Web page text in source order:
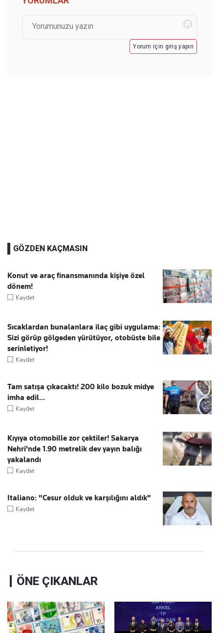
Yorum için giriş yapın
GÖZDEN KAÇMASIN
Konut ve araç finansmanında kişiye özel
dönem!
Kaydet
Sıcaklardan bunalanlara ilaç gibi uygulama:
Sizi görüp gölgeden yürütüyor, otobüste bile
serinletiyor!
Kaydet
Tam satışa çıkacaktı! 200 kilo bozuk midye
imha edil...
Kaydet
Kıyıya otomobille zor çektiler! Sakarya
Nehri'nde 1.90 metrelik dev yayın balığı
yakalandı
Kaydet
Italiano: "Cesur olduk ve karşılığını aldık"
Kaydet
ÖNE ÇIKANLAR